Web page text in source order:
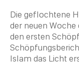
Die geflochtene
der neuen
den ersten
Islam das Licht